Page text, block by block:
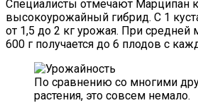
Специалисты отмечают Марципан
высокоурожайный гибрид. С 1
от 1,5 до 2 кг урожая. При средней
600 г получается до 6 плодов с
По сравнению со многими
растения, это совсем немало.